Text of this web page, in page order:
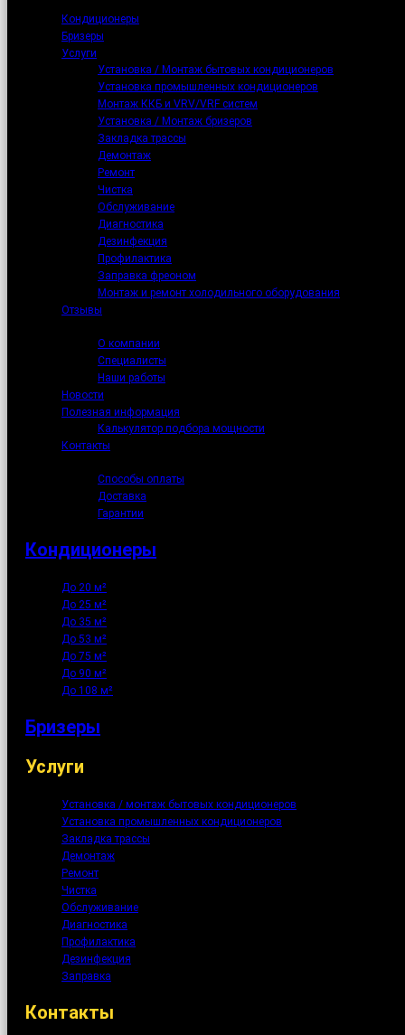
Кондиционеры
Бризеры
Услуги
Установка / Монтаж бытовых кондиционеров
Установка промышленных кондиционеров
Монтаж ККБ и VRV/VRF систем
Установка / Монтаж бризеров
Закладка трассы
Демонтаж
Ремонт
Чистка
Обслуживание
Диагностика
Дезинфекция
Профилактика
Заправка фреоном
Монтаж и ремонт холодильного оборудования
Отзывы
О компании
Специалисты
Наши работы
Новости
Полезная информация
Калькулятор подбора мощности
Контакты
Способы оплаты
Доставка
Гарантии
Кондиционеры
До 20 м²
До 25 м²
До 35 м²
До 53 м²
До 75 м²
До 90 м²
До 108 м²
Бризеры
Услуги
Установка / монтаж бытовых кондиционеров
Установка промышленных кондиционеров
Закладка трассы
Демонтаж
Ремонт
Чистка
Обслуживание
Диагностика
Профилактика
Дезинфекция
Заправка
Контакты